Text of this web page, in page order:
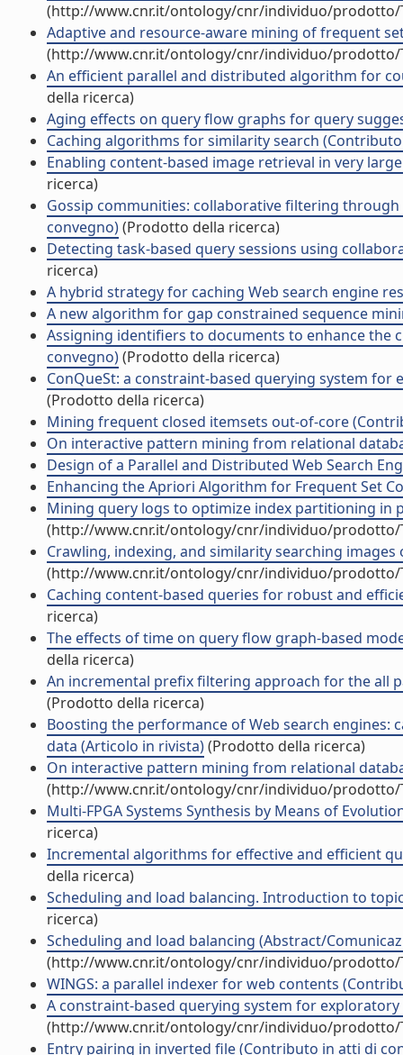
(http://www.cnr.it/ontology/cnr/individuo/prodotto/
Adaptive and resource-aware mining of frequent
(http://www.cnr.it/ontology/cnr/individuo/prodotto/
An efficient parallel and distributed algorithm for
della ricerca)
Aging effects on query flow graphs for query
Caching algorithms for similarity search
Enabling content-based image retrieval in very
ricerca)
Gossip communities: collaborative filtering
convegno)(Prodotto della ricerca)
Detecting task-based query sessions using
ricerca)
A hybrid strategy for caching Web search engine
A new algorithm for gap constrained sequence
Assigning identifiers to documents to enhance
convegno)(Prodotto della ricerca)
ConQueSt: a constraint-based querying system
(Prodotto della ricerca)
Mining frequent closed itemsets out-of-core
On interactive pattern mining from relational
Design of a Parallel and Distributed Web Search
Enhancing the Apriori Algorithm for Frequent Set
Mining query logs to optimize index partitioning in
(http://www.cnr.it/ontology/cnr/individuo/prodotto/
Crawling, indexing, and similarity searching
(http://www.cnr.it/ontology/cnr/individuo/prodotto/
Caching content-based queries for robust and
ricerca)
The effects of time on query flow graph-based
della ricerca)
An incremental prefix filtering approach for the all
(Prodotto della ricerca)
Boosting the performance of Web search
data (Articolo in rivista)(Prodotto della ricerca)
On interactive pattern mining from relational
(http://www.cnr.it/ontology/cnr/individuo/prodotto/
Multi-FPGA Systems Synthesis by Means of
ricerca)
Incremental algorithms for effective and efficient
della ricerca)
Scheduling and load balancing. Introduction to
ricerca)
Scheduling and load balancing (Abstract/
(http://www.cnr.it/ontology/cnr/individuo/prodotto/
WINGS: a parallel indexer for web contents
A constraint-based querying system for
(http://www.cnr.it/ontology/cnr/individuo/prodotto/
Entry pairing in inverted file (Contributo in atti di